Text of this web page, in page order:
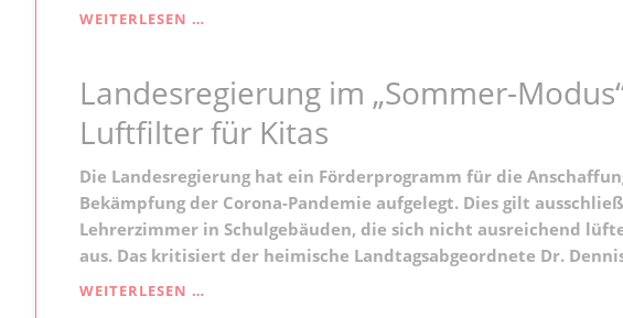
WEITERLESEN …
ERHÄLT
FÖRDER-
ZUSAGE
Landesregierung im „Sommer-
Luftfilter für Kitas
Die Landesregierung hat ein Förderprogramm für die
Bekämpfung der Corona-Pandemie aufgelegt. Dies gilt
Lehrerzimmer in Schulgebäuden, die sich nicht ausreichend
aus. Das kritisiert der heimische Landtagsabgeordnete Dr.
WEITERLESEN …